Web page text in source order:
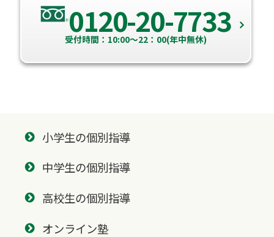
0120-20-7733
受付時間：10:00～22：00(年中無休)
小学生の個別指導
中学生の個別指導
高校生の個別指導
オンライン塾